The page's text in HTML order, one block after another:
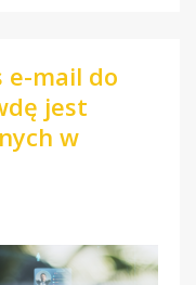
e-mail do
jest
w